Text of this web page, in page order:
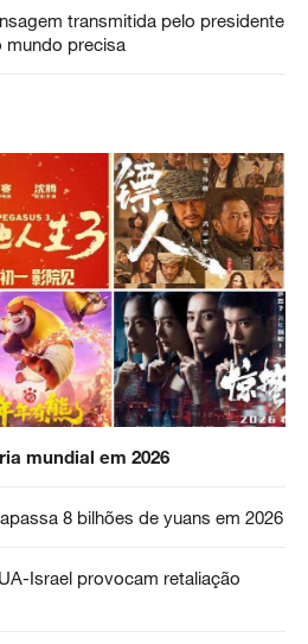
transmitida pelo presidente
mundo precisa
mundial em 2026
8 bilhões de yuans em 2026
Israel provocam retaliação